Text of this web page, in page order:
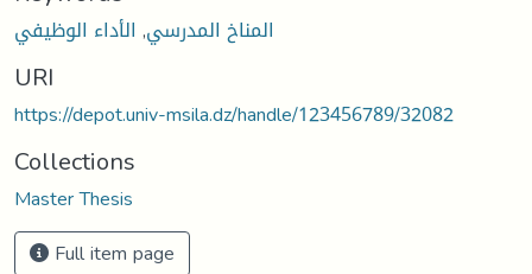
المناخ المدرسي, الأداء الوظيفي
URI
https://depot.univ-msila.dz/handle/123456789/32082
Collections
Master Thesis
Full item page